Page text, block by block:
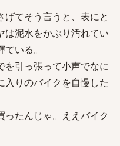
てそう言うと、表にと
は泥水をかぶり汚れてい
いる。
引っ張って小声でなに
入りのバイクを自慢した
ったんじゃ。ええバイク